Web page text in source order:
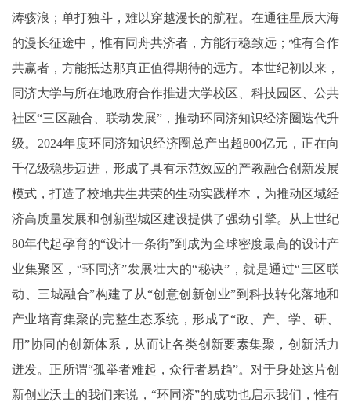
涛骇浪；单打独斗，难以穿越漫长的航程。在通往星辰大海
的漫长征途中，惟有同舟共济者，方能行稳致远；惟有合作
共赢者，方能抵达那真正值得期待的远方。本世纪初以来，
同济大学与所在地政府合作推进大学校区、科技园区、公共
社区“三区融合、联动发展”，推动环同济知识经济圈迭代升
级。2024年度环同济知识经济圈总产出超800亿元，正在向
千亿级稳步迈进，形成了具有示范效应的产教融合创新发展
模式，打造了校地共生共荣的生动实践样本，为推动区域经
济高质量发展和创新型城区建设提供了强劲引擎。从上世纪
80年代起孕育的“设计一条街”到成为全球密度最高的设计产
业集聚区，“环同济”发展壮大的“秘诀”，就是通过“三区联
动、三城融合”构建了从“创意创新创业”到科技转化落地和
产业培育集聚的完整生态系统，形成了“政、产、学、研、
用”协同的创新体系，从而让各类创新要素集聚，创新活力
迸发。正所谓“孤举者难起，众行者易趋”。对于身处这片创
新创业沃土的我们来说，“环同济”的成功也启示我们，惟有